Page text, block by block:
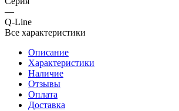
—
Q-Line
Все характеристики
Описание
Характеристики
Наличие
Отзывы
Оплата
Доставка